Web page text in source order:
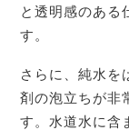
と透明感のある
す。
さらに、純水を
剤の泡立ちが非
す。水道水に含